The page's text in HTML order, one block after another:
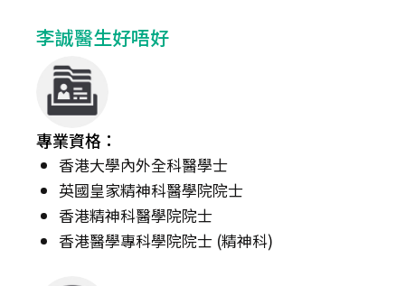
李誠醫生好唔好
專業資格：
香港大學內外全科醫學士
英國皇家精神科醫學院院士
香港精神科醫學院院士
香港醫學專科學院院士 (精神科)